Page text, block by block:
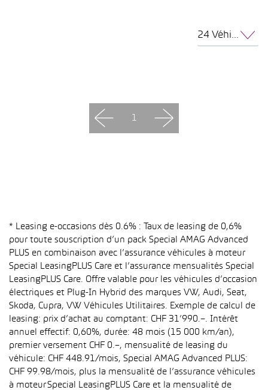
24 Véhicules par page
1
* Leasing e-occasions dès 0.6% : Taux de leasing de 0,6%
pour toute souscription d’un pack Special AMAG Advanced
PLUS en combinaison avec l’assurance véhicules à moteur
Special LeasingPLUS Care et l’assurance mensualités Special
LeasingPLUS Care. Offre valable pour les véhicules d’occasion
électriques et Plug-In Hybrid des marques VW, Audi, Seat,
Skoda, Cupra, VW Véhicules Utilitaires. Exemple de calcul de
leasing: prix d’achat au comptant: CHF 31’990.–. Intérêt
annuel effectif: 0,60%, durée: 48 mois (15 000 km/an),
premier versement CHF 0.–, mensualité de leasing du
véhicule: CHF 448.91/mois, Special AMAG Advanced PLUS:
CHF 99.98/mois, plus la mensualité de l’assurance véhicules
à moteur Special LeasingPLUS Care et la mensualité de